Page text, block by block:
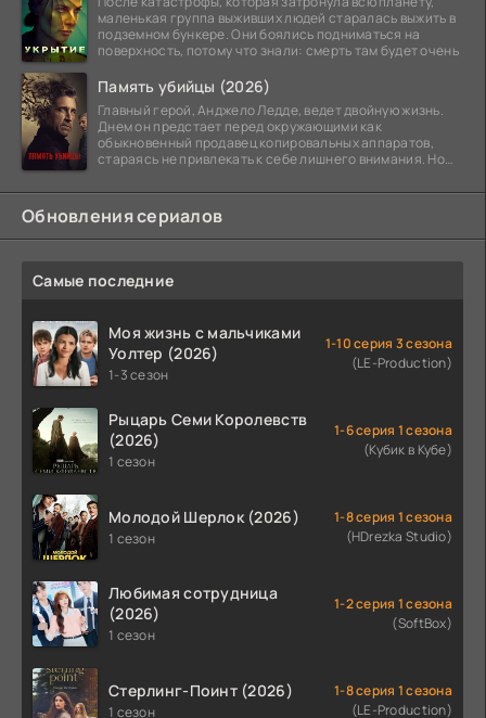
маленькая группа выживших людей старалась выжить в
подземном бункере. Они боялись подниматься на
поверхность, потому что знали: смерть там будет очень
Память убийцы (2026)
Главный герой, Анджело Ледде, ведет двойную жизнь.
Днем он предстает перед окружающими как
обыкновенный продавец копировальных аппаратов,
стараясь не привлекать к себе лишнего внимания. Но
Обновления сериалов
Самые последние
Моя жизнь с мальчиками
Уолтер (2026)
1-3 сезон
1-10 серия 3 сезона
(LE-Production)
Рыцарь Семи Королевств
(2026)
1 сезон
1-6 серия 1 сезона
(Кубик в Кубе)
Молодой Шерлок (2026)
1 сезон
1-8 серия 1 сезона
(HDrezka Studio)
Любимая сотрудница
(2026)
1 сезон
1-2 серия 1 сезона
(SoftBox)
Стерлинг-Поинт (2026)
1 сезон
1-8 серия 1 сезона
(LE-Production)